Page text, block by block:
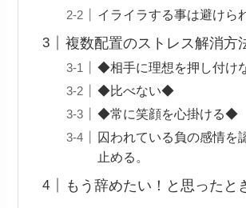
イライラする事は避けら
複数配置のストレス解消方
◆相手に理想を押し付け
◆比べない◆
◆常に笑顔を心掛ける◆
囚われている負の感情を
止める。
もう辞めたい！と思ったと